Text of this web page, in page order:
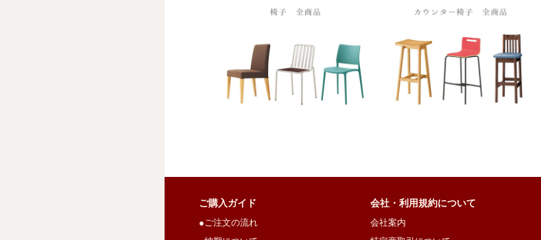
ご購入ガイド
●ご注文の流れ
会社・利用規約について
会社案内